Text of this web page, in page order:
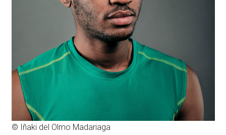
© Iñaki del Olmo Madariaga